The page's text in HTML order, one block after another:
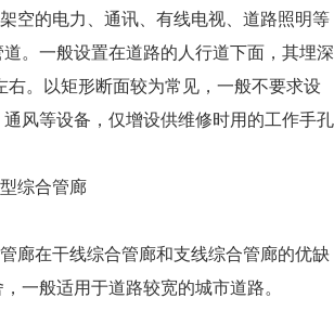
空的电力、通讯、有线电视、道路照明等
。一般设置在道路的人行道下面，其埋深
右。以矩形断面较为常见，一般不要求设
风等设备，仅增设供维修时用的工作手孔
综合管廊
廊在干线综合管廊和支线综合管廊的优缺
一般适用于道路较宽的城市道路。